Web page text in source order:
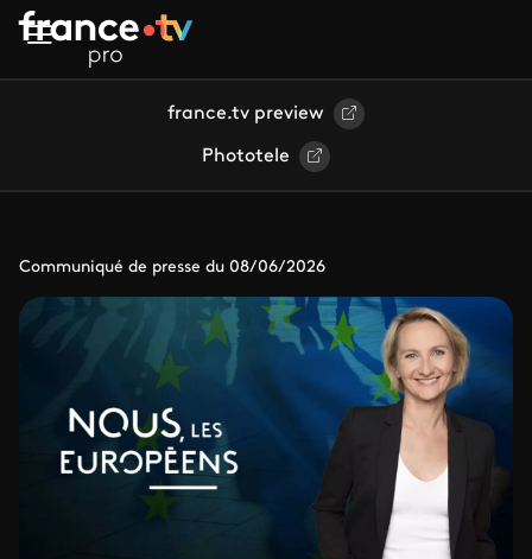
Aller au contenu principal
france.tv preview
Phototele
Communiqué de presse du 08/06/2026